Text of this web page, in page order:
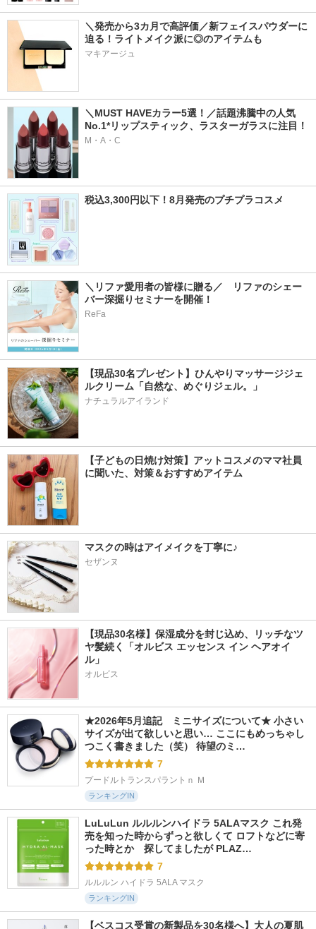
＼発売から3カ月で高評価／新フェイスパウダーに
迫る！ライトメイク派に◎のアイテムも
マキアージュ
＼MUST HAVEカラー5選！／話題沸騰中の人気
No.1*リップスティック、ラスターガラスに注目！
M・A・C
税込3,300円以下！8月発売のプチプラコスメ
＼リファ愛用者の皆様に贈る／　リファのシェー
バー深掘りセミナーを開催！
ReFa
【現品30名プレゼント】ひんやりマッサージジェ
ルクリーム「自然な、めぐりジェル。」
ナチュラルアイランド
【子どもの日焼け対策】アットコスメのママ社員
に聞いた、対策＆おすすめアイテム
マスクの時はアイメイクを丁寧に♪
セザンヌ
【現品30名様】保湿成分を封じ込め、リッチなツ
ヤ髪続く「オルビス エッセンス イン ヘアオイ
ル」
オルビス
★2026年5月追記　ミニサイズについて★ 小さい
サイズが出て欲しいと思い… ここにもめっちゃし
つこく書きました（笑） 待望のミ…
7
プードルトランスパラントｎ Ｍ
ランキングIN
LuLuLun ルルルンハイドラ 5ALAマスク これ発
売を知った時からずっと欲しくて ロフトなどに寄
った時とか　探してましたが PLAZ…
7
ルルルン ハイドラ 5ALA マスク
ランキングIN
【ベスコス受賞の新製品を30名様へ】大人の夏肌